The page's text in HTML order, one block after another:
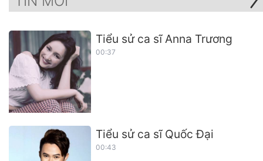
Tiểu sử ca sĩ Anna Trương
00:37
Tiểu sử ca sĩ Quốc Đại
00:43